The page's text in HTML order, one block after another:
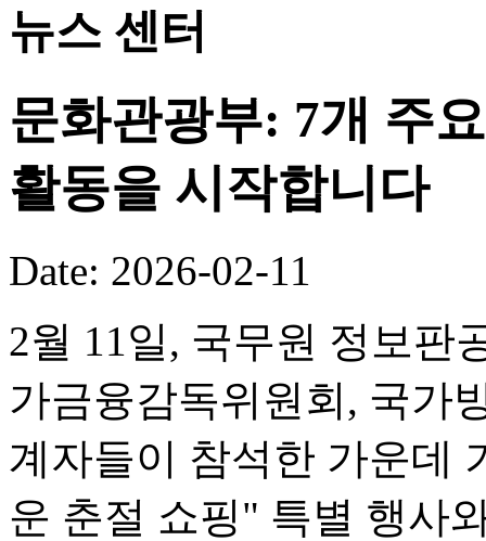
뉴스 센터
문화관광부: 7개 주
활동을 시작합니다
Date: 2026-02-11
2월 11일, 국무원 정보판
가금융감독위원회, 국가
계자들이 참석한 가운데
운 춘절 쇼핑" 특별 행사